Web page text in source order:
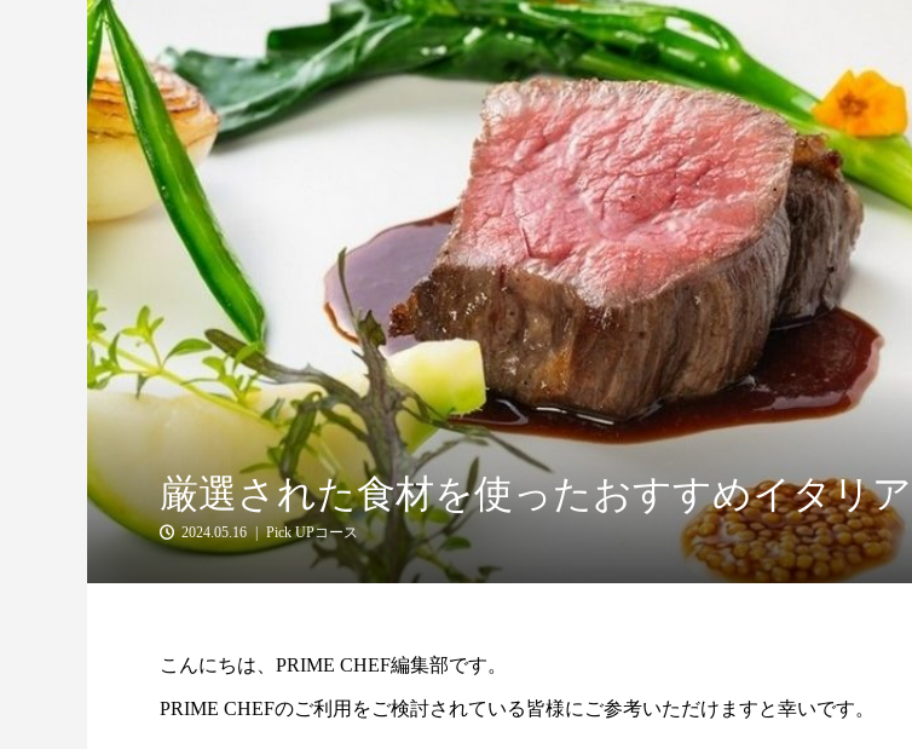
厳選された食材を使ったおすすめイタリ
2024.05.16 Pick UPコース
こんにちは、PRIME CHEF編集部です。
PRIME CHEFのご利用をご検討されている皆様にご参考いただけますと幸いです。